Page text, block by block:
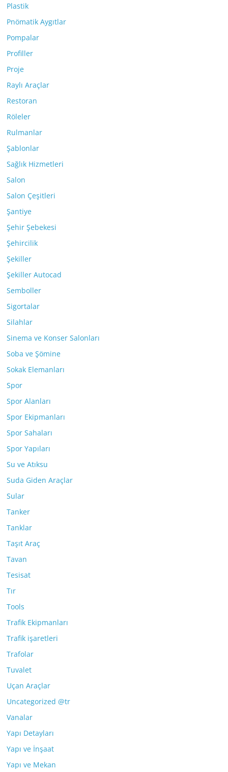
Plastik
Pnömatik Aygıtlar
Pompalar
Profiller
Proje
Raylı Araçlar
Restoran
Röleler
Rulmanlar
Şablonlar
Sağlık Hizmetleri
Salon
Salon Çeşitleri
Şantiye
Şehir Şebekesi
Şehircilik
Şekiller
Şekiller Autocad
Semboller
Sigortalar
Silahlar
Sinema ve Konser Salonları
Soba ve Şömine
Sokak Elemanları
Spor
Spor Alanları
Spor Ekipmanları
Spor Sahaları
Spor Yapıları
Su ve Atıksu
Suda Giden Araçlar
Sular
Tanker
Tanklar
Taşıt Araç
Tavan
Tesisat
Tır
Tools
Trafik Ekipmanları
Trafik işaretleri
Trafolar
Tuvalet
Uçan Araçlar
Uncategorized @tr
Vanalar
Yapı Detayları
Yapı ve İnşaat
Yapı ve Mekan